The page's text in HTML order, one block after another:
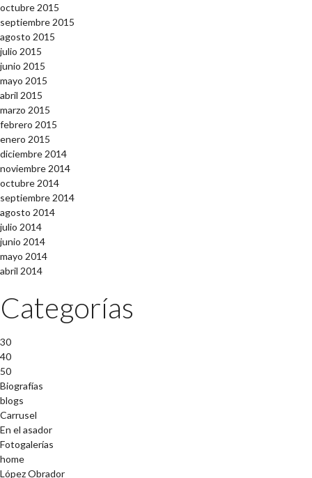
octubre 2015
septiembre 2015
agosto 2015
julio 2015
junio 2015
mayo 2015
abril 2015
marzo 2015
febrero 2015
enero 2015
diciembre 2014
noviembre 2014
octubre 2014
septiembre 2014
agosto 2014
julio 2014
junio 2014
mayo 2014
abril 2014
Categorías
30
40
50
Biografías
blogs
Carrusel
En el asador
Fotogalerías
home
López Obrador